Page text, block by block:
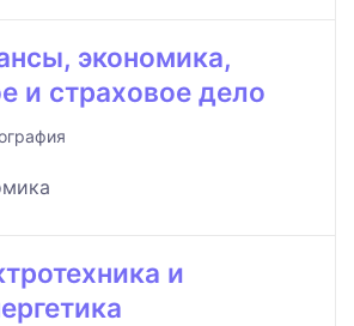
экономика,
и страховое дело
и